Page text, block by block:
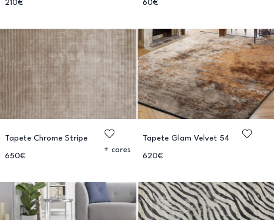
210€ 60€
Tapete Chrome Stripe
650€
+ cores
Tapete Glam Velvet 54
620€